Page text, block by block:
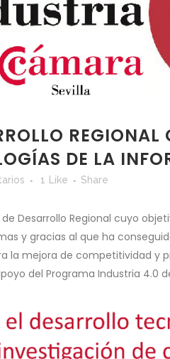
DE LA
1 Like Share
Desarrollo Regional cuyo
y gracias al que ha
la mejora de competitividad y
del Programa Industria 4.0